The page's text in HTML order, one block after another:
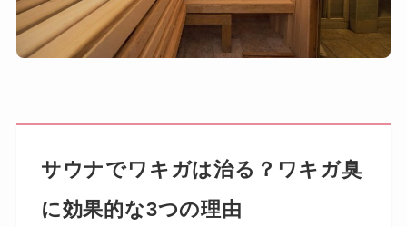
サウナでワキガは治る？ワキガ臭
に効果的な3つの理由